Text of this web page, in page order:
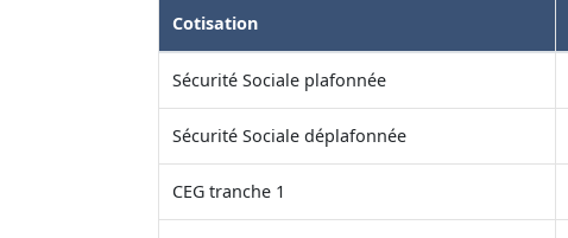
Cotisation
Sécurité Sociale plafonnée
Sécurité Sociale déplafonnée
CEG tranche 1